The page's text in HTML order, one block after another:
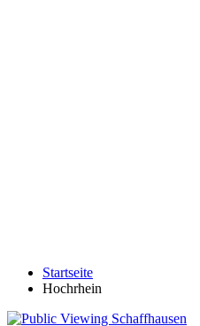
Startseite
Hochrhein